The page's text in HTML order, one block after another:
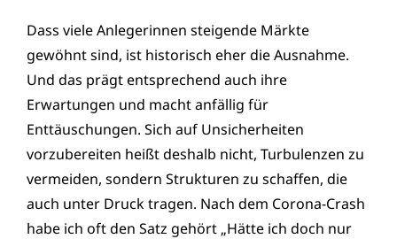
Dass viele Anlegerinnen steigende Märkte
gewöhnt sind, ist historisch eher die Ausnahme.
Und das prägt entsprechend auch ihre
Erwartungen und macht anfällig für
Enttäuschungen. Sich auf Unsicherheiten
vorzubereiten heißt deshalb nicht, Turbulenzen zu
vermeiden, sondern Strukturen zu schaffen, die
auch unter Druck tragen. Nach dem Corona-Crash
habe ich oft den Satz gehört „Hätte ich doch nur